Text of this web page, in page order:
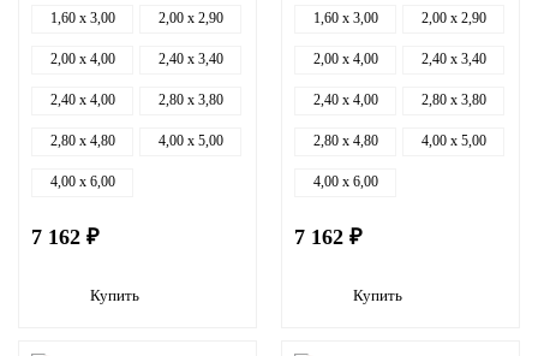
1,60 x 3,00 2,00 x 2,90
2,00 x 4,00 2,40 x 3,40
2,40 x 4,00 2,80 x 3,80
2,80 x 4,80 4,00 x 5,00
4,00 x 6,00
7 162 ₽
Купить
1,60 x 3,00 2,00 x 2,90
2,00 x 4,00 2,40 x 3,40
2,40 x 4,00 2,80 x 3,80
2,80 x 4,80 4,00 x 5,00
4,00 x 6,00
7 162 ₽
Купить